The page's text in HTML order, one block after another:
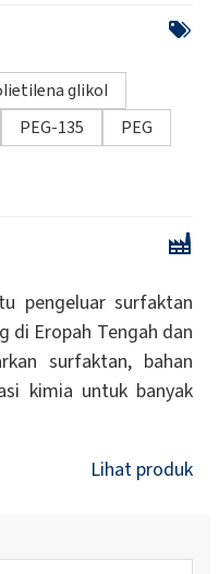
glikol
PEG-135
PEG
pengeluar surfaktan
di Eropah Tengah dan
surfaktan, bahan
kimia untuk banyak
Lihat produk